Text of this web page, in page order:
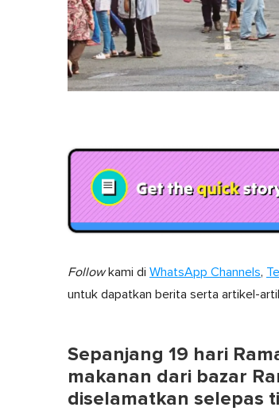
Followkami di WhatsApp Channels,
untuk dapatkan berita serta artikel-
Sepanjang 19 hari
makanan dari bazar
diselamatkan selepas